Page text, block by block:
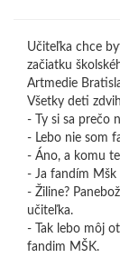
Učiteľka chce
začiatku
Artmedie
Všetky deti
- Ty si sa prečo
- Lebo nie som
- Áno, a komu
- Ja fandím Mšk
- Žiline?
učiteľka.
- Tak lebo môj
fandim MŠK.